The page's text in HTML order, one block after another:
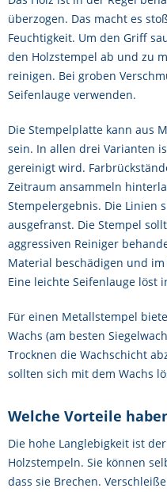
überzogen. Das macht es
Feuchtigkeit. Um den Griff
den Holzstempel ab und zu
reinigen. Bei groben
Seifenlauge verwenden.
Die Stempelplatte kann aus
sein. In allen drei Varianten
gereinigt wird.
Zeitraum ansammeln
Stempelergebnis. Die Linien
ausgefranst. Die Stempel
aggressiven Reiniger
Material beschädigen und
Eine leichte Seifenlauge löst
Für einen Metallstempel
Wachs (am besten
Trocknen die Wachschicht
sollten sich mit dem Wachs
Welche Vorteile
Die hohe Langlebigkeit ist
Holzstempeln. Sie können
dass sie Brechen.